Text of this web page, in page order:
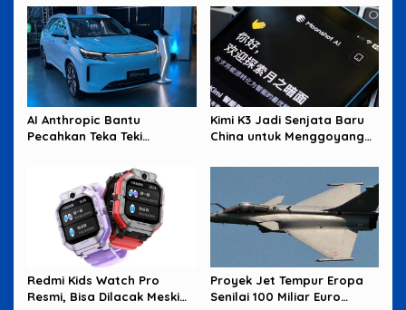
AI Anthropic Bantu
Pecahkan Teka Teki
Kimi K3 Jadi Senjata Baru
China untuk Menggoyang
Redmi Kids Watch Pro
Resmi, Bisa Dilacak Meski
Proyek Jet Tempur Eropa
Senilai 100 Miliar Euro